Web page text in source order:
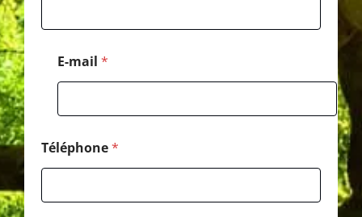
E-mail *
Téléphone*